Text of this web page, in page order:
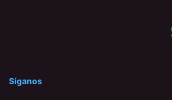
Síganos